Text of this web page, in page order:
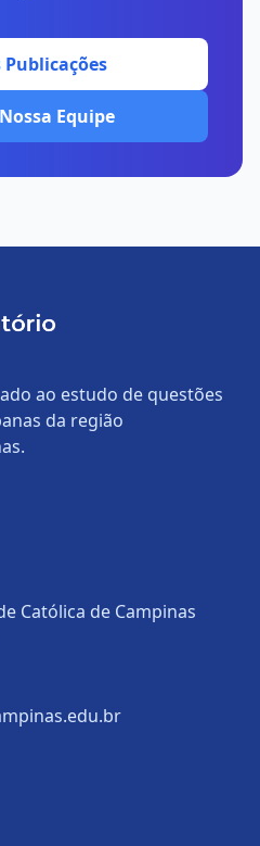
Publicações
Equipe
ao estudo de questões
da região
Católica de Campinas